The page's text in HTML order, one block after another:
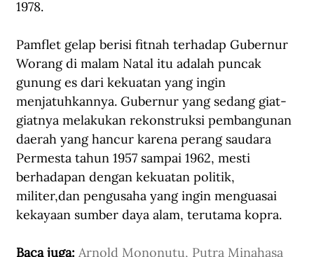
1978.
Pamflet gelap berisi fitnah terhadap Gubernur
Worang di malam Natal itu adalah puncak
gunung es dari kekuatan yang ingin
menjatuhkannya. Gubernur yang sedang giat-
giatnya melakukan rekonstruksi pembangunan
daerah yang hancur karena perang saudara
Permesta tahun 1957 sampai 1962, mesti
berhadapan dengan kekuatan politik,
militer,dan pengusaha yang ingin menguasai
kekayaan sumber daya alam, terutama kopra.
Baca juga: Arnold Mononutu, Putra Minahasa